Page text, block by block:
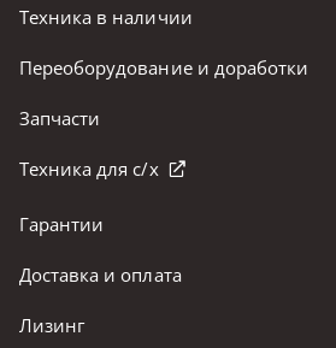
Техника в наличии
Переоборудование и доработки
Запчасти
Техника для с/х
Гарантии
Доставка и оплата
Лизинг